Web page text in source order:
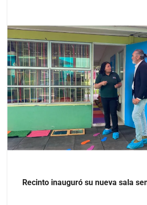
Recinto inauguró su nueva sala